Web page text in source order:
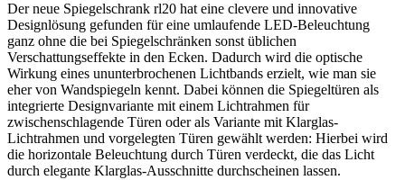
Der neue Spiegelschrank rl20 hat eine clevere und innovative
Designlösung gefunden für eine umlaufende LED-Beleuchtung
ganz ohne die bei Spiegelschränken sonst üblichen
Verschattungseffekte in den Ecken. Dadurch wird die optische
Wirkung eines ununterbrochenen Lichtbands erzielt, wie man sie
eher von Wandspiegeln kennt. Dabei können die Spiegeltüren als
integrierte Designvariante mit einem Lichtrahmen für
zwischenschlagende Türen oder als Variante mit Klarglas-
Lichtrahmen und vorgelegten Türen gewählt werden: Hierbei wird
die horizontale Beleuchtung durch Türen verdeckt, die das Licht
durch elegante Klarglas-Ausschnitte durchscheinen lassen.